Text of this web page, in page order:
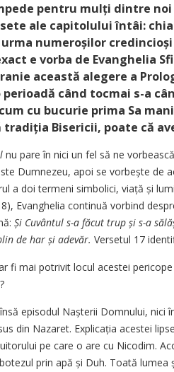
pentru mulți dintre
ale capitolului întâi:
numeroșilor
e vorba de ­Evanghelia
această alegere a
când tocmai s-a
cu bucurie prima Sa
Bisericii, poate că
nu pare în nici un fel să ne
Dumnezeu, apoi se vorbește de
a doi termeni simbolici, viață și
Evanghelia continuă vorbind
Și Cuvântul s-a făcut trup și s-a
de har și adevăr. Versetul 17
fi mai potrivit locul acestei
episodul Nașterii Domnului, nici
din Nazaret. Expli­cația acestei
pe care o are cu Nicodim.
prin apă și Duh. Toată